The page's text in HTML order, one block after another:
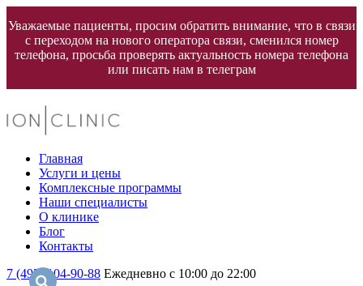
Уважаемые пациенты, просим обратить внимание, что в связи
с переходом на нового оператора связи, сменился номер
телефона, просьба проверять актуальность номера телефона
или писать нам в телеграм
Главная
Услуги и цены
Комплексные программы
Наши специалисты
О клинике
Блог
Контакты
7 (495) 104-90-88 Ежедневно с 10:00 до 22:00